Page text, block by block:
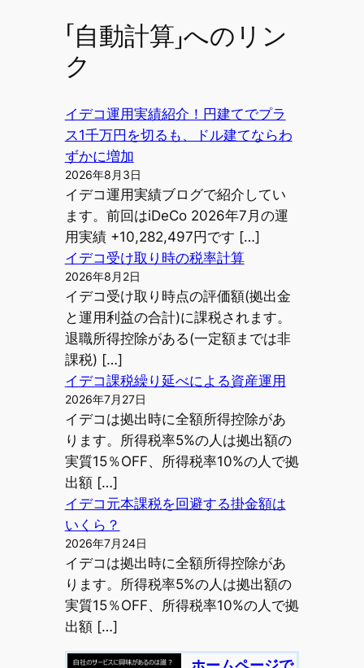
「自動計算」へのリン
ク
イデコ運用実績紹介！円建てでプラ
ス1千万円を切るも、ドル建てならわ
ずかに増加
2026年8月3日
イデコ運用実績ブログで紹介してい
ます。前回はiDeCo 2026年7月の運
用実績 +10,282,497円です […]
イデコ受け取り時の税率計算
2026年8月2日
イデコ受け取り時点の評価額(拠出金
と運用利益の合計)に課税されます。
退職所得控除がある(一定額までは非
課税) […]
イデコ課税繰り延べによる資産運用
2026年7月27日
イデコは拠出時に全額所得控除があ
ります。所得税率5%の人は拠出額の
実質15％OFF、所得税率10%の人で拠
出額 […]
イデコ元本課税を回避する掛金額は
いくら？
2026年7月24日
イデコは拠出時に全額所得控除があ
ります。所得税率5%の人は拠出額の
実質15％OFF、所得税率10%の人で拠
出額 […]